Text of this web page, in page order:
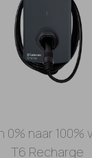
0% naar 100%
T6 Recharge